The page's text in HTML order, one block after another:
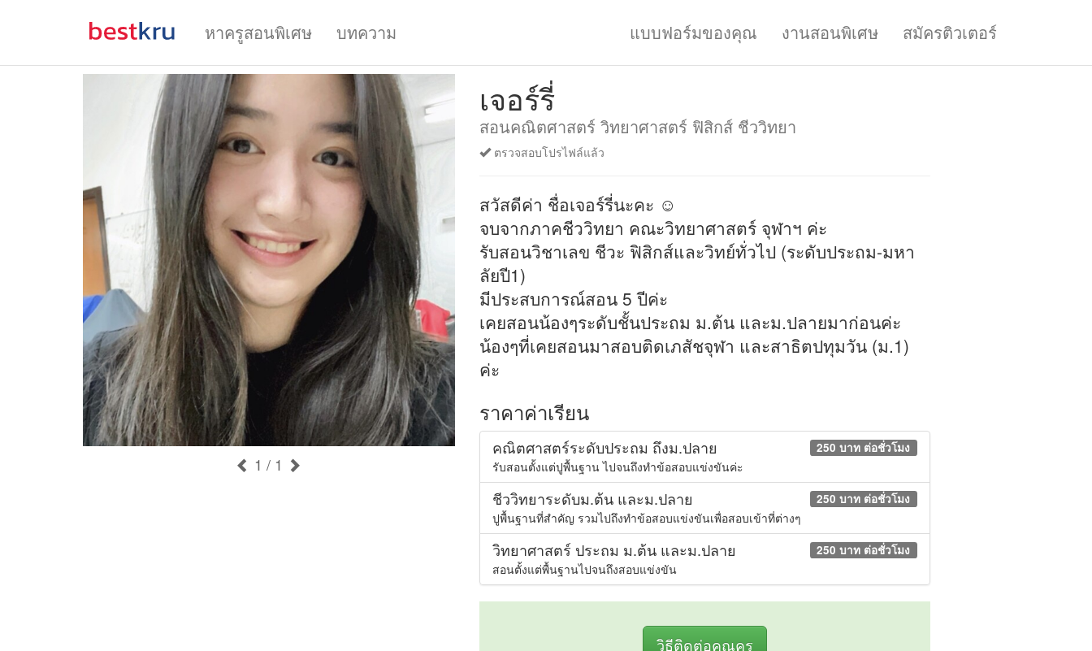
หาครูสอนพิเศษ บทความ แบบฟอร์มของคุณ งานสอนพิเศษ สมัครติวเตอร์
1 / 1
เจอร์รี่
สอนคณิตศาสตร์ วิทยาศาสตร์ ฟิสิกส์ ชีววิทยา
ตรวจสอบโปรไฟล์แล้ว
สวัสดีค่า ชื่อเจอร์รี่นะคะ ☺️
จบจากภาคชีววิทยา คณะวิทยาศาสตร์ จุฬาฯ ค่ะ
รับสอนวิชาเลข ชีวะ ฟิสิกส์และวิทย์ทั่วไป (ระดับประถม-มหา
ลัยปี1)
มีประสบการณ์สอน 5 ปีค่ะ
เคยสอนน้องๆระดับชั้นประถม ม.ต้น และม.ปลายมาก่อนค่ะ
น้องๆที่เคยสอนมาสอบติดเภสัชจุฬา และสาธิตปทุมวัน (ม.1)
ค่ะ
ราคาค่าเรียน
คณิตศาสตร์ระดับประถม ถึงม.ปลาย 250 บาท ต่อชั่วโมง
รับสอนตั้งแต่ปูพื้นฐาน ไปจนถึงทำข้อสอบแข่งขันค่ะ
ชีววิทยาระดับม.ต้น และม.ปลาย 250 บาท ต่อชั่วโมง
ปูพื้นฐานที่สำคัญ รวมไปถึงทำข้อสอบแข่งขันเพื่อสอบเข้าที่ต่างๆ
วิทยาศาสตร์ ประถม ม.ต้น และม.ปลาย 250 บาท ต่อชั่วโมง
สอนตั้งแต่พื้นฐานไปจนถึงสอบแข่งขัน
วิธีติดต่อคุณครู